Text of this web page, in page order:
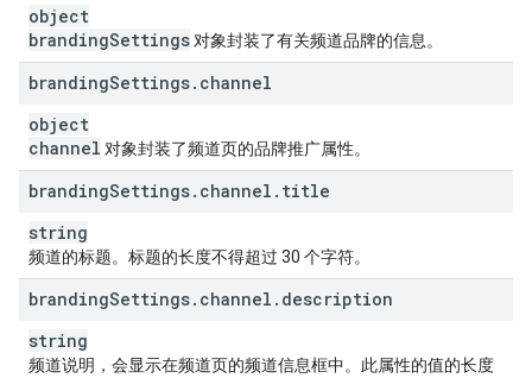
object
brandingSettings 对象封装了有关频道品牌的信息。
brandingSettings. channel
object
channel 对象封装了频道页的品牌推广属性。
brandingSettings. channel . title
string
频道的标题。标题的长度不得超过 30 个字符。
brandingSettings. channel . description
string
频道说明，会显示在频道页的频道信息框中。此属性的值的长度